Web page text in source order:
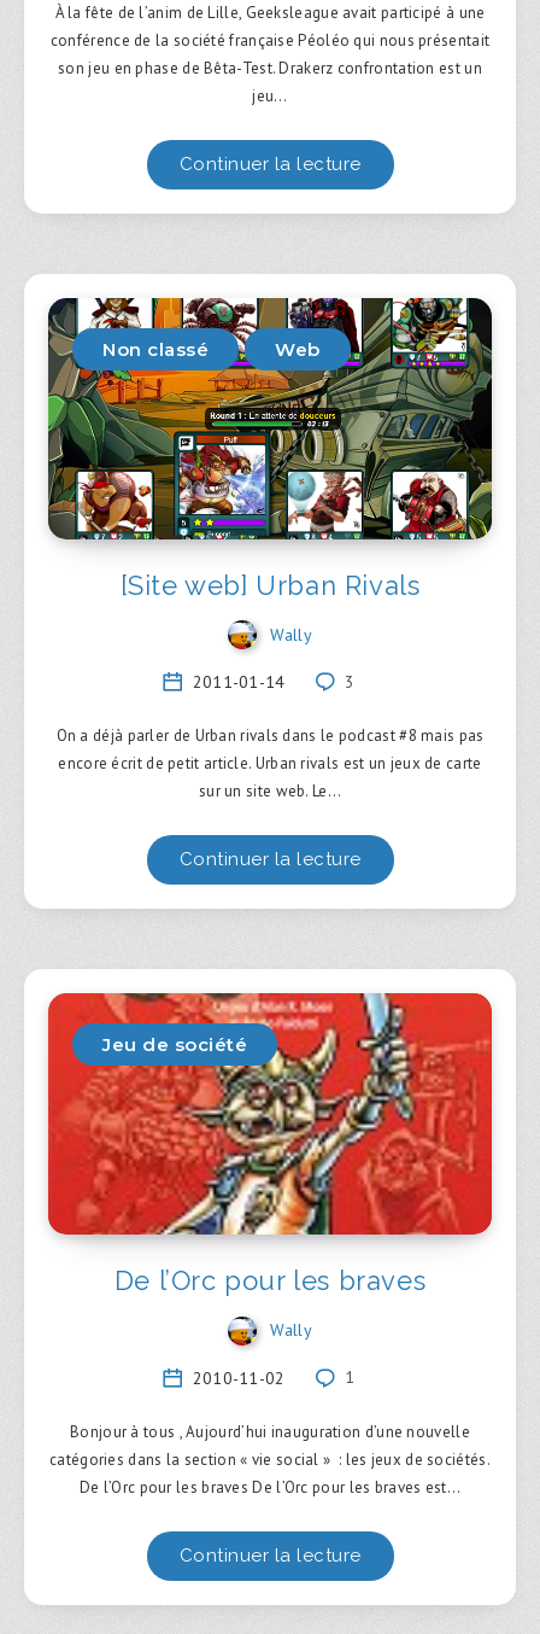
À la fête de l’anim de Lille, Geeksleague avait participé à une
conférence de la société française Péoléo qui nous présentait
son jeu en phase de Bêta-Test. Drakerz confrontation est un
jeu…
Continuer la lecture
Non classé Web
[Site web] Urban Rivals
Wally
2011-01-14 3
On a déjà parler de Urban rivals dans le podcast #8 mais pas
encore écrit de petit article. Urban rivals est un jeux de carte
sur un site web. Le…
Continuer la lecture
Jeu de société
De l’Orc pour les braves
Wally
2010-11-02 1
Bonjour à tous , Aujourd’hui inauguration d’une nouvelle
catégories dans la section « vie social » : les jeux de sociétés.
De l’Orc pour les braves De l’Orc pour les braves est…
Continuer la lecture